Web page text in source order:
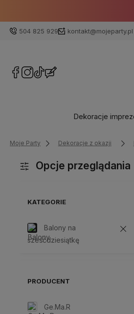
504 825 929 kontakt@mojeparty.pl
Dekoracje
Moje Party Dekoracje z okazji
Opcje przeglądania
KATEGORIE
Balony na
sześćdziesiątkę
PRODUCENT
Ge.Ma.R